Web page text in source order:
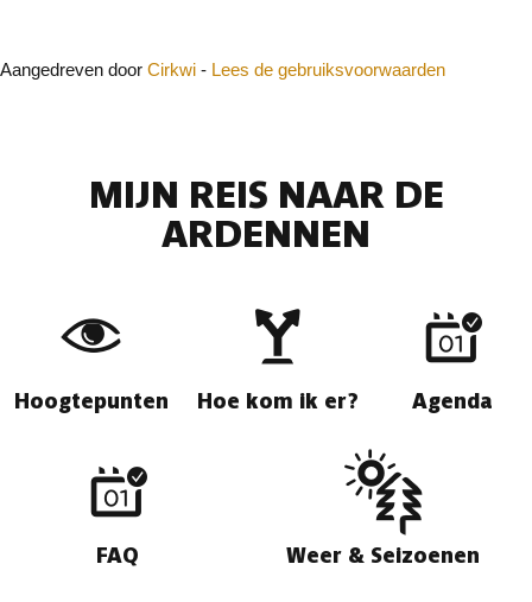
Aangedreven door Cirkwi - Lees de gebruiksvoorwaarden
MIJN REIS NAAR DE
ARDENNEN
Hoogtepunten Hoe kom ik er? Agenda
FAQ Weer & Seizoenen